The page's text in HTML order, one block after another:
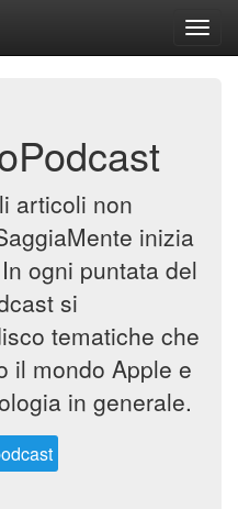
articoli non
inizia
ogni puntata del
si
tematiche che
il mondo Apple e
in generale.